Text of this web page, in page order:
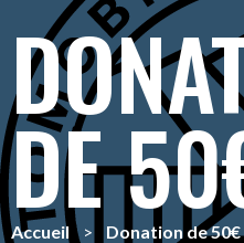
DE
Accueil > Donation de 50€